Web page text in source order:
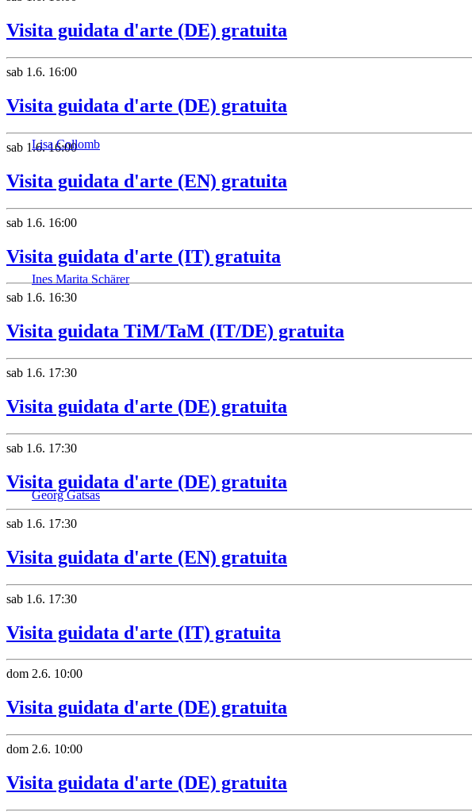
Visita guidata d'arte (DE) gratuita
sab 1.6. 16:00
Visita guidata d'arte (DE) gratuita
sab 1.6. 16:00
Visita guidata d'arte (EN) gratuita
sab 1.6. 16:00
Visita guidata d'arte (IT) gratuita
sab 1.6. 16:30
Visita guidata TiM/TaM (IT/DE) gratuita
sab 1.6. 17:30
Visita guidata d'arte (DE) gratuita
sab 1.6. 17:30
Visita guidata d'arte (DE) gratuita
sab 1.6. 17:30
Visita guidata d'arte (EN) gratuita
sab 1.6. 17:30
Visita guidata d'arte (IT) gratuita
dom 2.6. 10:00
Visita guidata d'arte (DE) gratuita
dom 2.6. 10:00
Visita guidata d'arte (DE) gratuita
Lisa Collomb
Ines Marita Schärer
Georg Gatsas